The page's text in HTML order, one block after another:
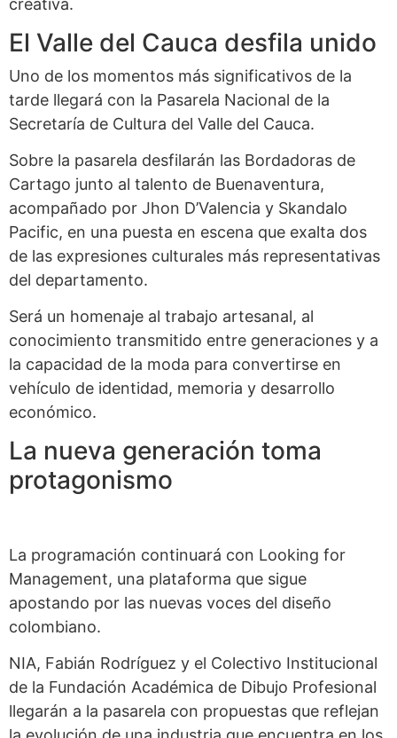
creativa.
El Valle del Cauca desfila unido
Uno de los momentos más significativos de la
tarde llegará con la Pasarela Nacional de la
Secretaría de Cultura del Valle del Cauca.
Sobre la pasarela desfilarán las Bordadoras de
Cartago junto al talento de Buenaventura,
acompañado por Jhon D’Valencia y Skandalo
Pacific, en una puesta en escena que exalta dos
de las expresiones culturales más representativas
del departamento.
Será un homenaje al trabajo artesanal, al
conocimiento transmitido entre generaciones y a
la capacidad de la moda para convertirse en
vehículo de identidad, memoria y desarrollo
económico.
La nueva generación toma
protagonismo
La programación continuará con Looking for
Management, una plataforma que sigue
apostando por las nuevas voces del diseño
colombiano.
NIA, Fabián Rodríguez y el Colectivo Institucional
de la Fundación Académica de Dibujo Profesional
llegarán a la pasarela con propuestas que reflejan